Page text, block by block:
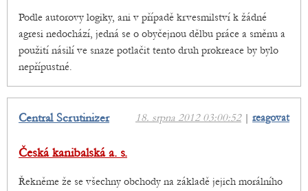
Podle autorovy logiky, ani v případě krvesmilství k žádné
agresi nedochází, jedná se o obyčejnou dělbu práce a směnu a
použití násilí ve snaze potlačit tento druh prokreace by bylo
nepřípustné.
18. srpna 2012 03:00:52| reagovat
Central Scrutinizer
Česká kanibalská a. s.
Řekněme že se všechny obchody na základě jejich morálního